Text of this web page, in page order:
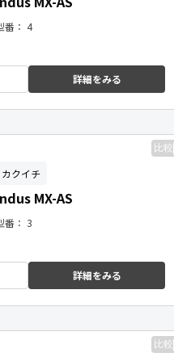
番： 4
詳細をみる
比較
カクイチ
MX-AS
番： 3
詳細をみる
比較